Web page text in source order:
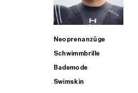
Neoprenanzüge
Schwimmbrille
Bademode
Swimskin